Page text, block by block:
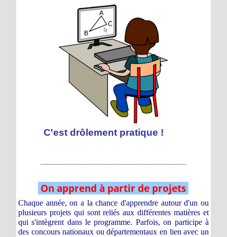
C'est drôlement pratique !
On apprend à partir de projets
Chaque année, on a la chance d'apprendre autour d'un ou
plusieurs projets qui sont reliés aux différentes matières et
qui s'intègrent dans le programme. Parfois, on participe à
des concours nationaux ou départementaux en lien avec un